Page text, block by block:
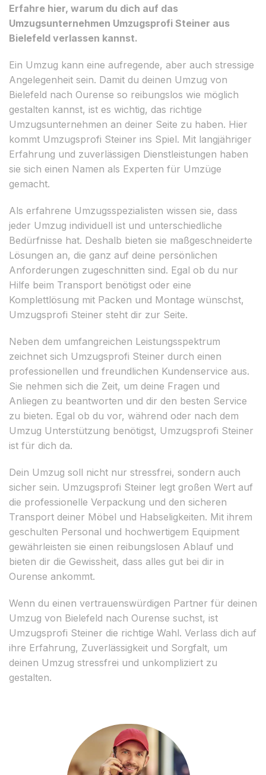
Erfahre hier, warum du dich auf das
Umzugsunternehmen Umzugsprofi Steiner aus
Bielefeld verlassen kannst.
Ein Umzug kann eine aufregende, aber auch stressige
Angelegenheit sein. Damit du deinen Umzug von
Bielefeld nach Ourense so reibungslos wie möglich
gestalten kannst, ist es wichtig, das richtige
Umzugsunternehmen an deiner Seite zu haben. Hier
kommt Umzugsprofi Steiner ins Spiel. Mit langjähriger
Erfahrung und zuverlässigen Dienstleistungen haben
sie sich einen Namen als Experten für Umzüge
gemacht.
Als erfahrene Umzugsspezialisten wissen sie, dass
jeder Umzug individuell ist und unterschiedliche
Bedürfnisse hat. Deshalb bieten sie maßgeschneiderte
Lösungen an, die ganz auf deine persönlichen
Anforderungen zugeschnitten sind. Egal ob du nur
Hilfe beim Transport benötigst oder eine
Komplettlösung mit Packen und Montage wünschst,
Umzugsprofi Steiner steht dir zur Seite.
Neben dem umfangreichen Leistungsspektrum
zeichnet sich Umzugsprofi Steiner durch einen
professionellen und freundlichen Kundenservice aus.
Sie nehmen sich die Zeit, um deine Fragen und
Anliegen zu beantworten und dir den besten Service
zu bieten. Egal ob du vor, während oder nach dem
Umzug Unterstützung benötigst, Umzugsprofi Steiner
ist für dich da.
Dein Umzug soll nicht nur stressfrei, sondern auch
sicher sein. Umzugsprofi Steiner legt großen Wert auf
die professionelle Verpackung und den sicheren
Transport deiner Möbel und Habseligkeiten. Mit ihrem
geschulten Personal und hochwertigem Equipment
gewährleisten sie einen reibungslosen Ablauf und
bieten dir die Gewissheit, dass alles gut bei dir in
Ourense ankommt.
Wenn du einen vertrauenswürdigen Partner für deinen
Umzug von Bielefeld nach Ourense suchst, ist
Umzugsprofi Steiner die richtige Wahl. Verlass dich auf
ihre Erfahrung, Zuverlässigkeit und Sorgfalt, um
deinen Umzug stressfrei und unkompliziert zu
gestalten.